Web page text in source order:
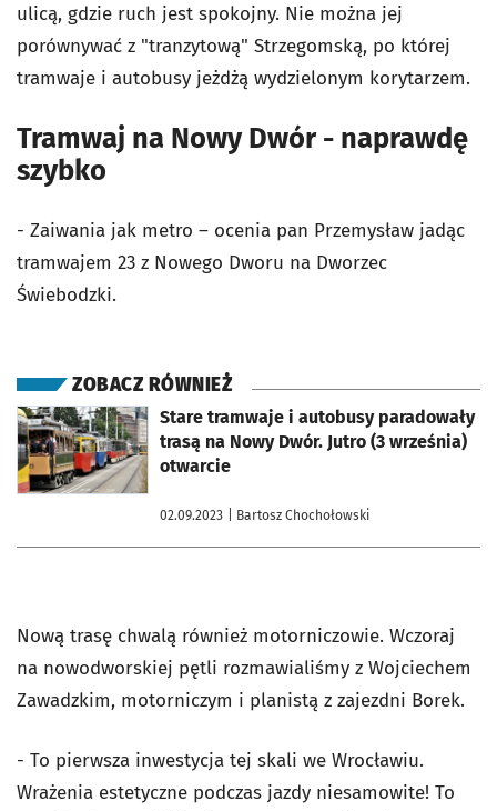
ulicą, gdzie ruch jest spokojny. Nie można jej
porównywać z "tranzytową" Strzegomską, po której
tramwaje i autobusy jeżdżą wydzielonym korytarzem.
Tramwaj na Nowy Dwór - naprawdę
szybko
- Zaiwania jak metro – ocenia pan Przemysław jadąc
tramwajem 23 z Nowego Dworu na Dworzec
Świebodzki.
ZOBACZ RÓWNIEŻ
Stare tramwaje i autobusy paradowały
trasą na Nowy Dwór. Jutro (3 września)
otwarcie
02.09.2023 | Bartosz Chochołowski
otworzy się w nowej karcie
Nową trasę chwalą również motorniczowie. Wczoraj
na nowodworskiej pętli rozmawialiśmy z Wojciechem
Zawadzkim, motorniczym i planistą z zajezdni Borek.
- To pierwsza inwestycja tej skali we Wrocławiu.
Wrażenia estetyczne podczas jazdy niesamowite! To